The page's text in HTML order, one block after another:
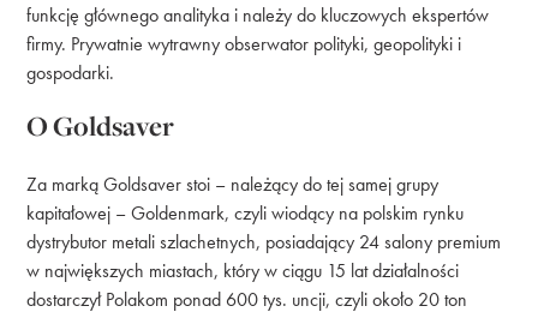
funkcję głównego analityka i należy do kluczowych ekspertów
firmy. Prywatnie wytrawny obserwator polityki, geopolityki i
gospodarki.
O Goldsaver
Za marką Goldsaver stoi – należący do tej samej grupy
kapitałowej – Goldenmark, czyli wiodący na polskim rynku
dystrybutor metali szlachetnych, posiadający 24 salony premium
w największych miastach, który w ciągu 15 lat działalności
dostarczył Polakom ponad 600 tys. uncji, czyli około 20 ton